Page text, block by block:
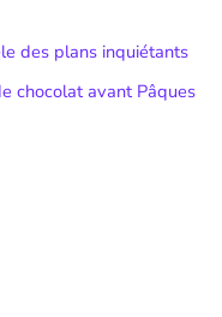
des plans inquiétants
chocolat avant Pâques